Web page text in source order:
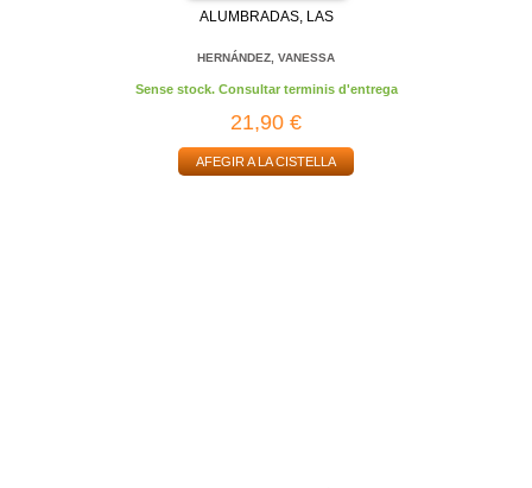
ALUMBRADAS, LAS
HERNÁNDEZ, VANESSA
Sense stock. Consultar terminis d'entrega
21,90 €
AFEGIR A LA CISTELLA